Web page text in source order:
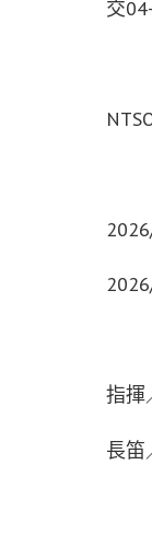
交
指揮
長笛